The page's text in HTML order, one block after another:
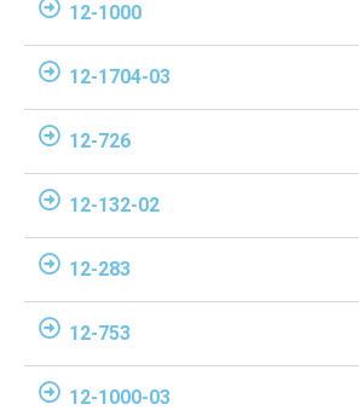
12-1000
12-1704-03
12-726
12-132-02
12-283
12-753
12-1000-03